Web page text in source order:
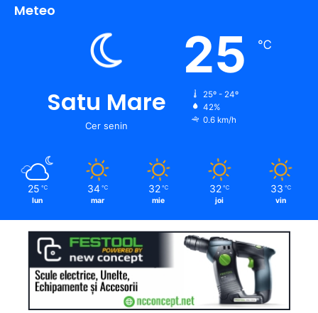
Meteo
Satu Mare
Cer senin
25 ℃
25º - 24º
42%
0.6 km/h
25 ℃
lun
34 ℃
mar
32 ℃
mie
32 ℃
joi
33 ℃
vin